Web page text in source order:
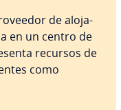
de alo­ja­
en un centro de
recursos de
como